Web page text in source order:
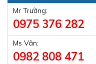
Mr Trường:
0975 376 282
Ms Vân:
0982 808 471